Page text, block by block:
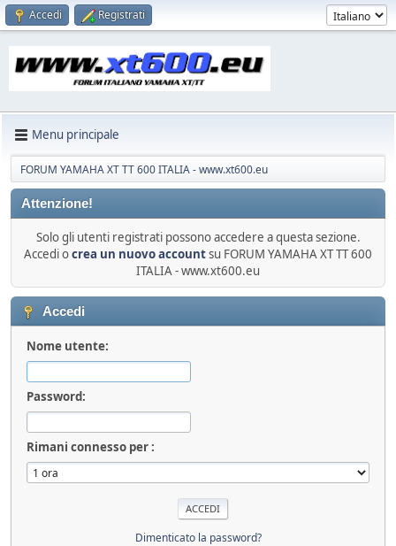
Accedi Registrati
Menu principale
FORUM YAMAHA XT TT 600 ITALIA - www.xt600.eu
Attenzione!
Solo gli utenti registrati possono accedere a questa sezione.
Accedi ocrea un nuovo accountsu FORUM YAMAHA XT TT 600
ITALIA - www.xt600.eu
Accedi
Nome utente:
Password:
Rimani connesso per :
Dimenticato la password?